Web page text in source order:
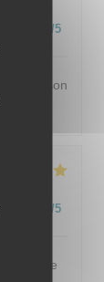
Prix /5
fait maison
Prix /5
Cadre